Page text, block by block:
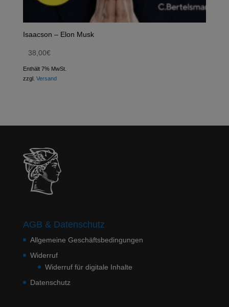
Isaacson – Elon Musk
38,00€
Enthält 7% MwSt.
zzgl. Versand
AGB & Datenschutz
Allgemeine Geschäftsbedingungen
Widerruf
Widerruf für digitale Inhalte
Datenschutz